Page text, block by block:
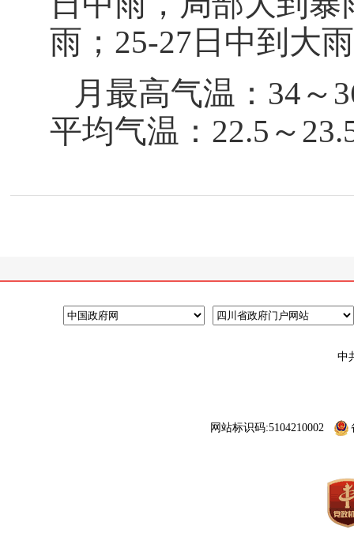
雨；25-27日中到大
月最高气温：34～
平均气温：22.5～
中
网站标识码:5104210002